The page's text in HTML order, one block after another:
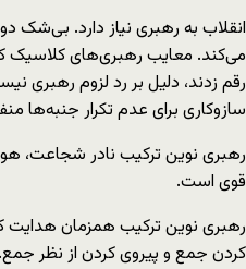
انقلاب به رهبری نیاز دارد. بی‌شک
می‌کند. معایب رهبری‌های کلاسیک
رقم زدند، دلیل بر رد لزوم رهبری
سازوکاری برای عدم تکرار جنبه‌ها
رهبری نوین ترکیب نادر شجاعت،
قوی است.
رهبری نوین ترکیب همزمان
کردن جمع و پیروی کردن از نظر جمع.